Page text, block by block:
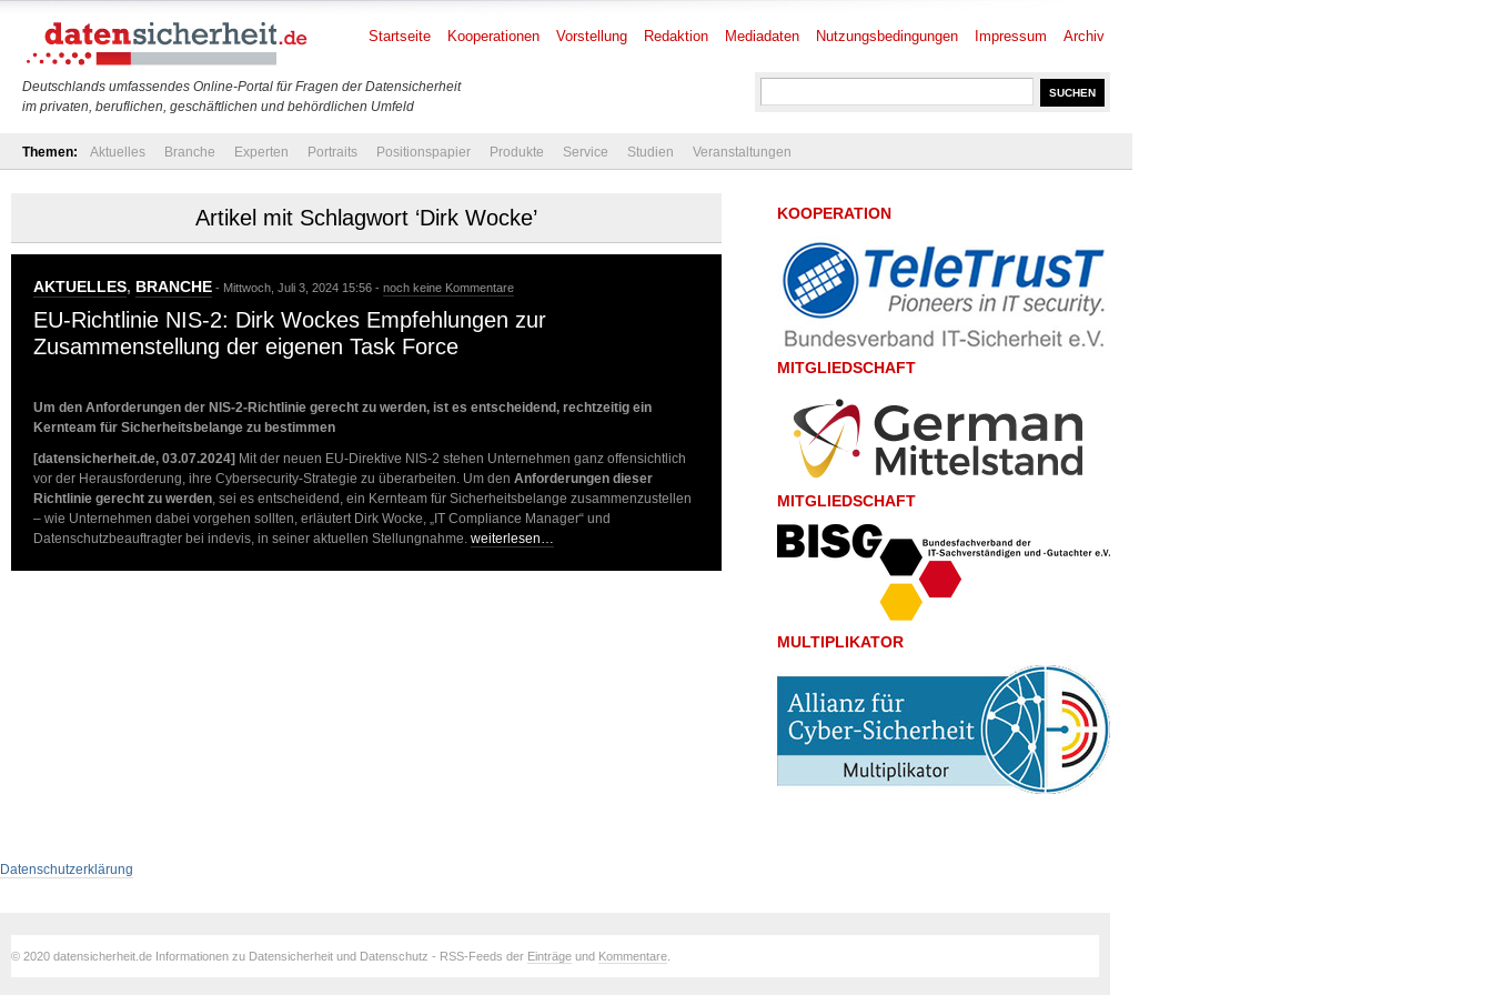
Deutschlands umfassendes Online-Portal für Fragen der Datensicherheit
im privaten, beruflichen, geschäftlichen und behördlichen Umfeld
Startseite Kooperationen Vorstellung Redaktion Mediadaten Nutzungsbedingungen Impressum Archiv
Themen: Aktuelles Branche Experten Portraits Positionspapier Produkte Service Studien Veranstaltungen
Artikel mit Schlagwort ‘Dirk Wocke’
AKTUELLES, BRANCHE - Mittwoch, Juli 3, 2024 15:56 - noch keine Kommentare
EU-Richtlinie NIS-2: Dirk Wockes Empfehlungen zur
Zusammenstellung der eigenen Task Force
Um den Anforderungen der NIS-2-Richtlinie gerecht zu werden, ist es entscheidend, rechtzeitig ein
Kernteam für Sicherheitsbelange zu bestimmen
[datensicherheit.de, 03.07.2024] Mit der neuen EU-Direktive NIS-2 stehen Unternehmen ganz offensichtlich
vor der Herausforderung, ihre Cybersecurity-Strategie zu überarbeiten. Um den Anforderungen dieser
Richtlinie gerecht zu werden, sei es entscheidend, ein Kernteam für Sicherheitsbelange zusammenzustellen
– wie Unternehmen dabei vorgehen sollten, erläutert Dirk Wocke, „IT Compliance Manager“ und
Datenschutzbeauftragter bei indevis, in seiner aktuellen Stellungnahme. weiterlesen…
KOOPERATION
MITGLIEDSCHAFT
MITGLIEDSCHAFT
MULTIPLIKATOR
Datenschutzerklärung
© 2020 datensicherheit.de Informationen zu Datensicherheit und Datenschutz - RSS-Feeds der Einträge und Kommentare